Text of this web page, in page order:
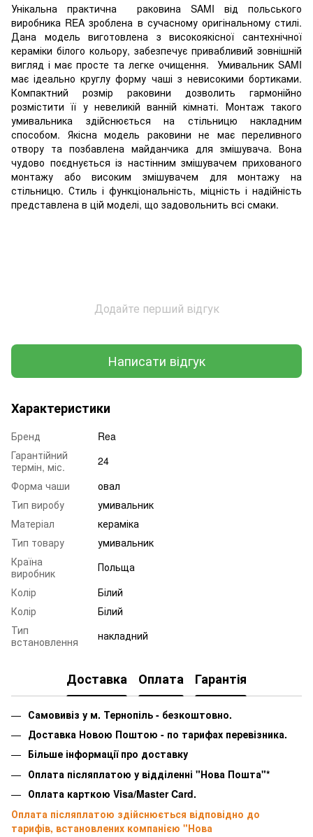
Унікальна практична раковина SAMI від польського
виробника REA зроблена в сучасному оригінальному стилі.
Дана модель виготовлена з високоякісної сантехнічної
кераміки білого кольору, забезпечує привабливий зовнішній
вигляд і має просте та легке очищення. Умивальник SAMI
має ідеально круглу форму чаші з невисокими бортиками.
Компактний розмір раковини дозволить гармонійно
розмістити її у невеликій ванній кімнаті. Монтаж такого
умивальника здійснюється на стільницю накладним
способом. Якісна модель раковини не має переливного
отвору та позбавлена майданчика для змішувача. Вона
чудово поєднується із настінним змішувачем прихованого
монтажу або високим змішувачем для монтажу на
стільницю. Стиль і функціональність, міцність і надійність
представлена в цій моделі, що задовольнить всі смаки.
Додайте перший відгук
Написати відгук
Характеристики
Бренд
Rea
Гарантійний
термін, міс.
24
Форма чаши
овал
Тип виробу
умивальник
Матеріал
кераміка
Тип товару
умивальник
Країна
виробник
Польща
Колір
Білий
Колір
Білий
Тип
встановлення
накладний
Доставка Оплата Гарантія
Самовивіз у м. Тернопіль - безкоштовно.
Доставка Новою Поштою - по тарифах перевізника.
Більше інформації про доставку
Оплата післяплатою у відділенні "Нова Пошта"*
Оплата карткою Visa/Master Card.
Оплата післяплатою здійснюється відповідно до
тарифів, встановлених компанією "Нова